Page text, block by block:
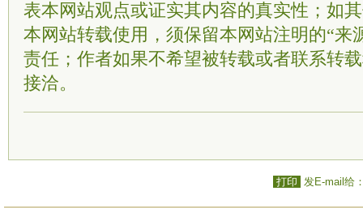
表本网站观点或证实其内容的真实性；如
本网站转载使用，须保留本网站注明的“来
责任；作者如果不希望被转载或者联系转
接洽。
打印 发E-mail给